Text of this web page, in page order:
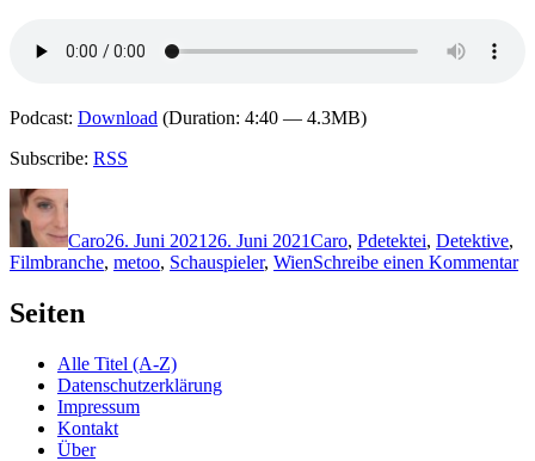
Podcast: Download (Duration: 4:40 — 4.3MB)
Subscribe: RSS
Autor
Caro26. Juni 2021 26. Juni 2021Caro, Pdetektei, Detektive,
Filmbranche, metoo, Schauspieler, WienSchreibe einen Kommentarzu
Seiten
Alle Titel (A-Z)
Datenschutzerklärung
Impressum
Kontakt
Über